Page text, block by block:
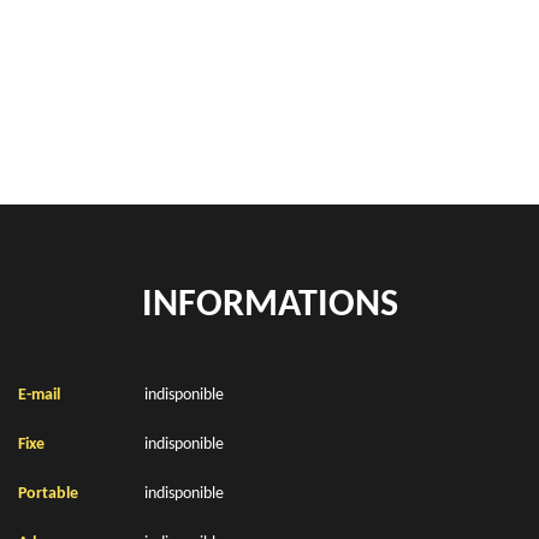
INFORMATIONS
E-mail indisponible
Fixe indisponible
Portable indisponible